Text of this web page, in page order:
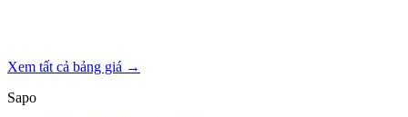
Xem tất cả bảng giá →
Sapo